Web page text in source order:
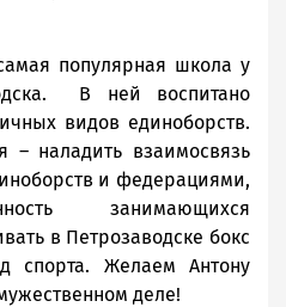
популярная школа у
В ней воспитано
видов единоборств.
– наладить взаимосвязь
и федерациями,
занимающихся
в Петрозаводске бокс
спорта. Желаем Антону
деле!